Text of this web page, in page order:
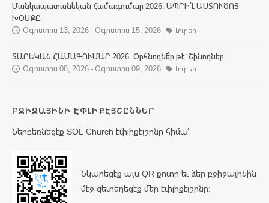
Մանկապատանեկան Համագումար 2026. ԱՊՐԻ՛Լ ԱՍՏՈՒԾՈՅ
ԽՕՍՔԸ
Օգոստոս 13, 2026 - Օգոստոս 15, 2026
Լուրեր
ՏԱՐԵԿԱՆ ՀԱՄԱԳՈՒՄԱՐ 2026. Օրհնողնե՞ր թէ՝ Շինողներ
Օգոստոս 08, 2026 - Օգոստոս 09, 2026
Լուրեր
ԲՋԻՋԱՅԻՆԻ ԷՓԼԻՔԷՅՇԸՆՆԵՐ
Ներբեռնեցէք SOL Church էփլիքէյշընը հիմա՛։
Նկարեցէք այս QR քոտը եւ ձեր բջիջայինին
մէջ զետեղեցէք մեր էփլիքէյշընը: